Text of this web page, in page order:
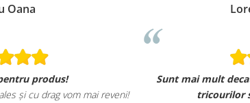
Oana
produs!
și cu drag vom mai reveni!
Sunt mai mult
tricourilor